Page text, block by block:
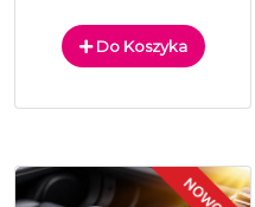
Do Koszyka